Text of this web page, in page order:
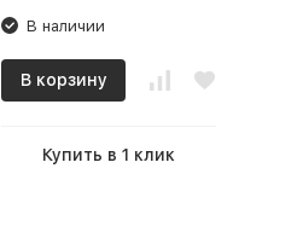
В наличии
В корзину
Купить в 1 клик